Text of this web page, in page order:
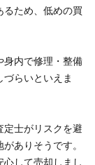
るため、低めの買
身内で修理・整備
らいといえま
定士がリスクを避
ありそうです。
して売却しまし